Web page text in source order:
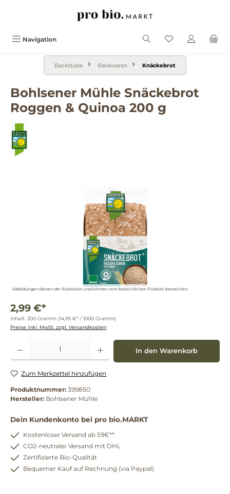
Navigation
Backstube Backwaren Knäckebrot
Bohlsener Mühle Snäckebrot
Roggen & Quinoa 200 g
Abbildungen dienen der Illustration und können vom tatsächlichen Produkt abweichen.
2,99 €*
Inhalt: 200 Gramm (14,95 €* / 1000 Gramm)
Preise inkl. MwSt. zzgl. Versandkosten
Produkt Anzahl: Gib den gewünschten Wert ein oder benutze die Schaltflächen um
In den Warenkorb
Zum Merkzettel hinzufügen
Produktnummer: 399850
Hersteller: Bohlsener Mühle
Dein Kundenkonto bei pro bio.MARKT
Kostenloser Versand ab 59€**
CO2-neutraler Versand mit DHL
Zertifizierte Bio-Qualität
Bequemer Kauf auf Rechnung (via Paypal)